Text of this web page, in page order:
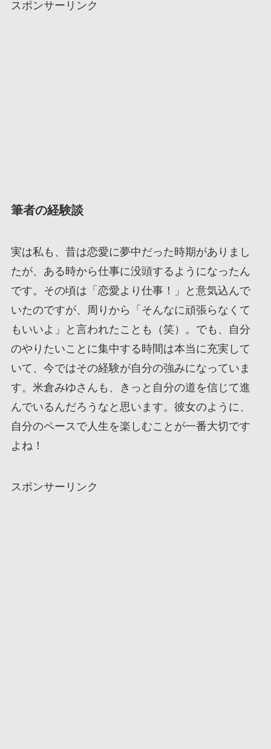
スポンサーリンク
筆者の経験談
実は私も、昔は恋愛に夢中だった時期がありまし
たが、ある時から仕事に没頭するようになったん
です。その頃は「恋愛より仕事！」と意気込んで
いたのですが、周りから「そんなに頑張らなくて
もいいよ」と言われたことも（笑）。でも、自分
のやりたいことに集中する時間は本当に充実して
いて、今ではその経験が自分の強みになっていま
す。米倉みゆさんも、きっと自分の道を信じて進
んでいるんだろうなと思います。彼女のように、
自分のペースで人生を楽しむことが一番大切です
よね！
スポンサーリンク